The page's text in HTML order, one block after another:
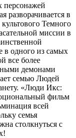
в
Темного
миссии в
в одного из самых
все более
демонами
семью Людей
«Люди Икс:
фильм
всей
семья
столкнуться с